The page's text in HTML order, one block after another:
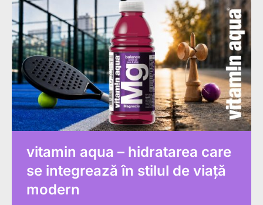
vitamin aqua – hidratarea care
se integrează în stilul de viață
modern